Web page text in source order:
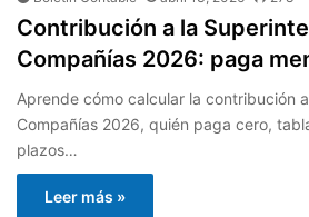
Contribución a la
Compañías 2026: paga
Aprende cómo calcular la contribución
Compañías 2026, quién paga cero,
plazos…
Leer más »